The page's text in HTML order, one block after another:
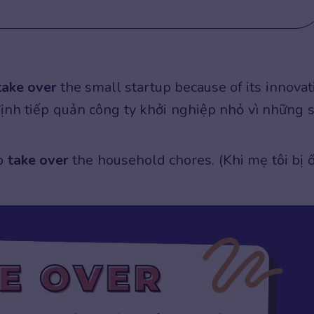
over the small startup because of its
tiếp quản công ty khởi nghiệp nhỏ vì những
take overthe household chores. (Khi mẹ tôi bị